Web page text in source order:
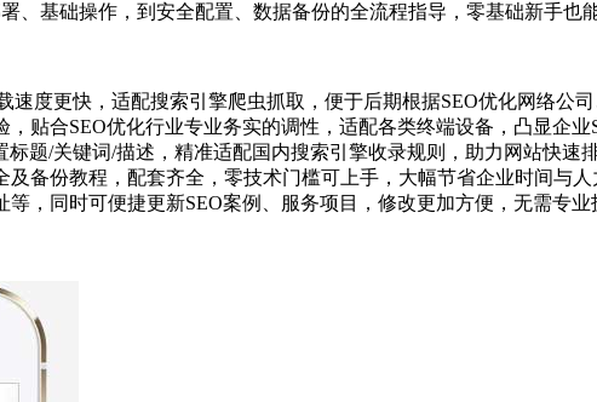
、基础操作，到安全配置、数据备份的全流程指导，零基础新手也
度更快，适配搜索引擎爬虫抓取，便于后期根据SEO优化网络公
贴合SEO优化行业专业务实的调性，适配各类终端设备，凸显企业
题/关键词/描述，精准适配国内搜索引擎收录规则，助力网站快速
备份教程，配套齐全，零技术门槛可上手，大幅节省企业时间与人
，同时可便捷更新SEO案例、服务项目，修改更加方便，无需专业